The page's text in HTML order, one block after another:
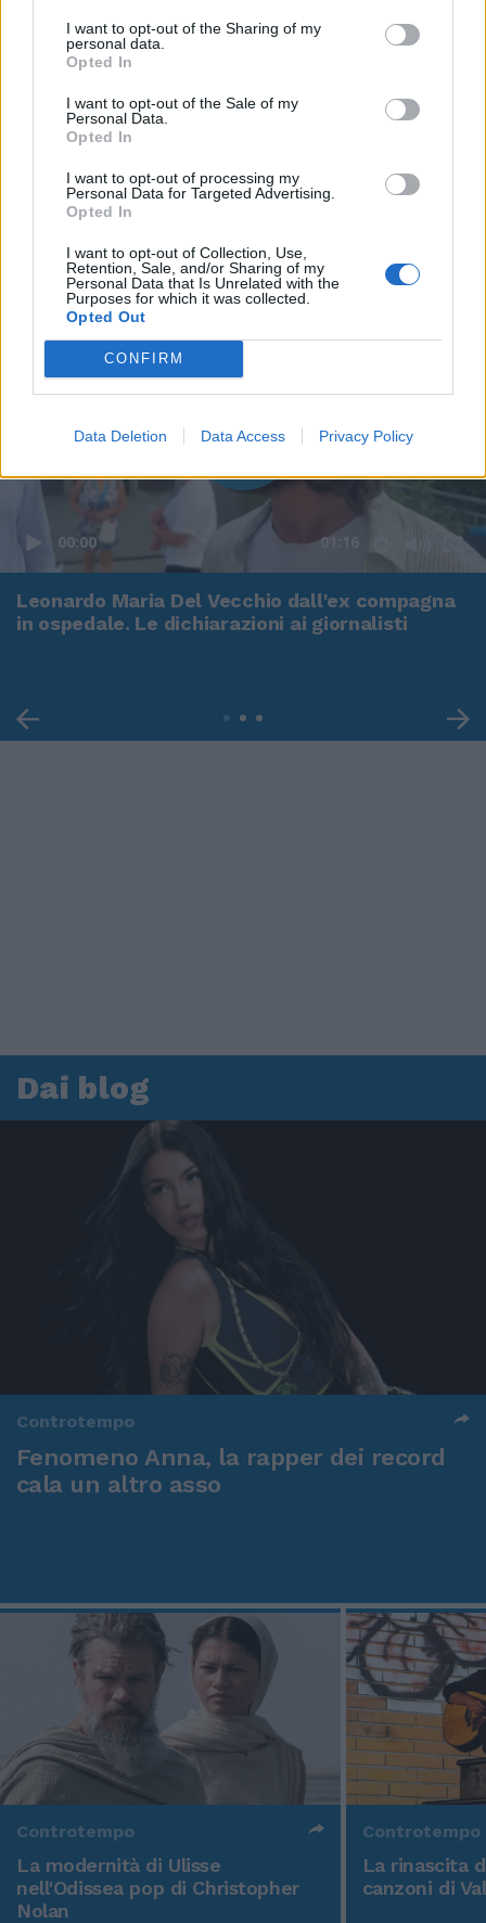
I want to opt-out of the Sharing of my
personal data.
Opted In
I want to opt-out of the Sale of my
Personal Data.
Opted In
I want to opt-out of processing my
Personal Data for Targeted Advertising.
Opted In
I want to opt-out of Collection, Use,
Retention, Sale, and/or Sharing of my
Personal Data that Is Unrelated with the
Purposes for which it was collected.
Opted Out
CONFIRM
Data Deletion Data Access Privacy Policy
00:00 01:16
Leonardo Maria Del Vecchio dall'ex compagna
in ospedale. Le dichiarazioni ai giornalisti
Dai blog
Controtempo
Fenomeno Anna, la rapper dei record
cala un altro asso
Controtempo
La modernità di Ulisse
nell'Odissea pop di Christopher
Nolan
Controtempo
La rinascita
canzoni di